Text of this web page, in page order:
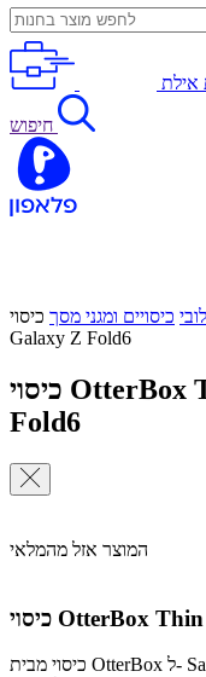
אילת
חיפוש
כיסויים ומגני מסך כיסוי OtterBox Thin Flex ל-
Galaxy Z Fold6
כיסוי OtterBox Thin Flex ל- Galaxy Z
Fold6
המוצר אזל מהמלאי
כיסוי מבית OtterBox ל- Samsung Galaxy Z Fold6. הכיסוי דק במיוחד,